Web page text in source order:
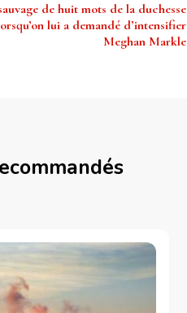
de huit mots de la duchesse
lui a demandé d’intensifier
Meghan Markle